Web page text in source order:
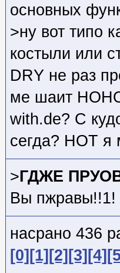
основных
>ну вот типо
костыли или
DRY не раз
ме шаит
with.de? С
сегда? HOT я
>ГДЖЕ
Вы пжравы!!1!
насрано 436
[0] [1] [2] [3] [4]